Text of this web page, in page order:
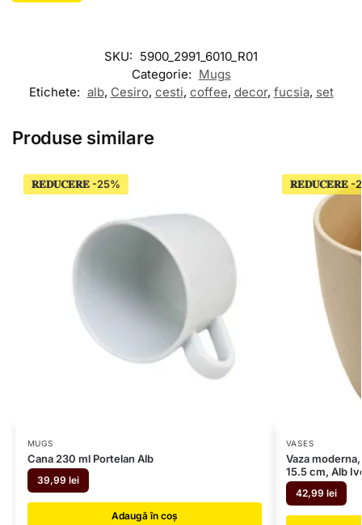
SKU: 5900_2991_6010_R01
Categorie: Mugs
Etichete: alb, Cesiro, cesti, coffee, decor, fucsia, set
Produse similare
𝐑𝐄𝐃𝐔𝐂𝐄𝐑𝐄
MUGS
Cana 230 ml Portelan Alb
39,99 lei
Adaugă în coș
𝐑𝐄𝐃𝐔𝐂𝐄𝐑𝐄
VASES
Vaza
15.5 cm, Alb
42,99 lei